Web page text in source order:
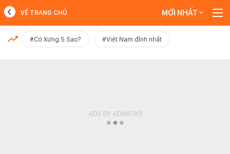
MỚI NHẤT
VỀ TRANG CHỦ MỚI NHẤT
#Có Xứng 5 Sao? #Việt Nam đỉnh nhất